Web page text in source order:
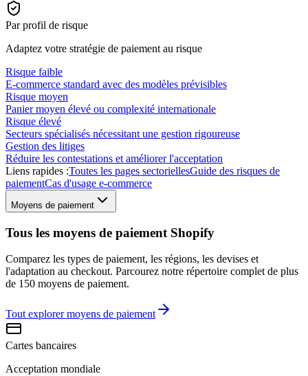
Par profil de risque
Adaptez votre stratégie de paiement au risque
Risque faible
E-commerce standard avec des modèles prévisibles
Risque moyen
Panier moyen élevé ou complexité internationale
Risque élevé
Secteurs spécialisés nécessitant une gestion rigoureuse
Gestion des litiges
Réduire les contestations et améliorer l'acceptation
Liens rapides :Toutes les pages sectoriellesGuide des risques de
paiementCas d'usage e-commerce
Moyens de paiement
Tous les moyens de paiement Shopify
Comparez les types de paiement, les régions, les devises et
l'adaptation au checkout. Parcourez notre répertoire complet de plus
de 150 moyens de paiement.
Tout explorer moyens de paiement
Cartes bancaires
Acceptation mondiale